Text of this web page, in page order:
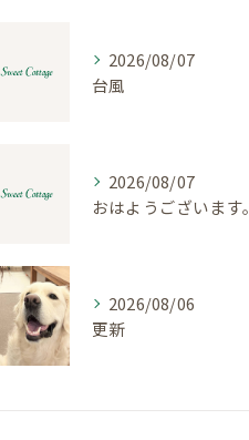
2026/08/07
台風
2026/08/07
おはようございます。
2026/08/06
更新